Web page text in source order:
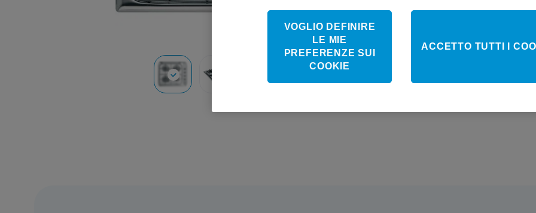
VOGLIO DEFINIRE
LE MIE
PREFERENZE SUI
COOKIE
ACCETTO TUTTI I